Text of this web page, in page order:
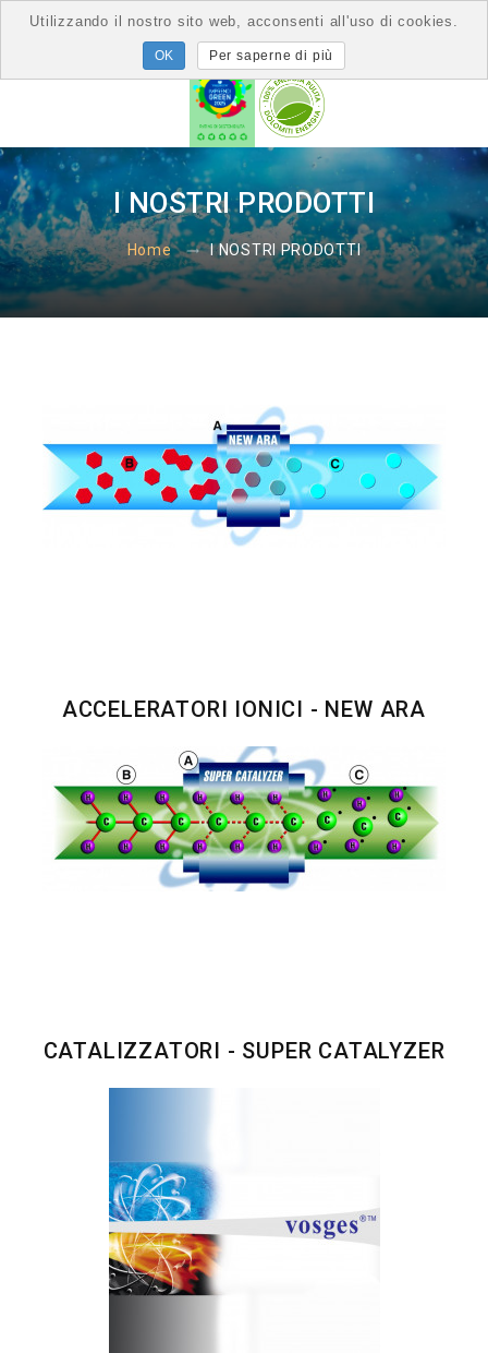
I NOSTRI PRODOTTI
Home I NOSTRI PRODOTTI
ACCELERATORI IONICI - NEW ARA
CATALIZZATORI - SUPER CATALYZER
Utilizzando il nostro sito web, acconsenti all'uso di cookies.
Per saperne di più